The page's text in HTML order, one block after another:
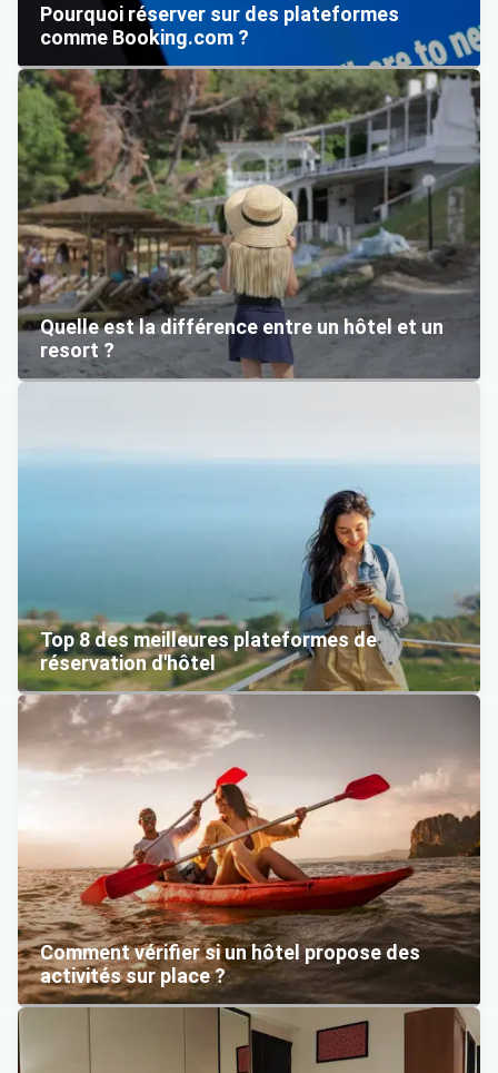
Pourquoi réserver sur des plateformes
comme Booking.com ?
Quelle est la différence entre un hôtel et un
resort ?
Top 8 des meilleures plateformes de
réservation d'hôtel
Comment vérifier si un hôtel propose des
activités sur place ?